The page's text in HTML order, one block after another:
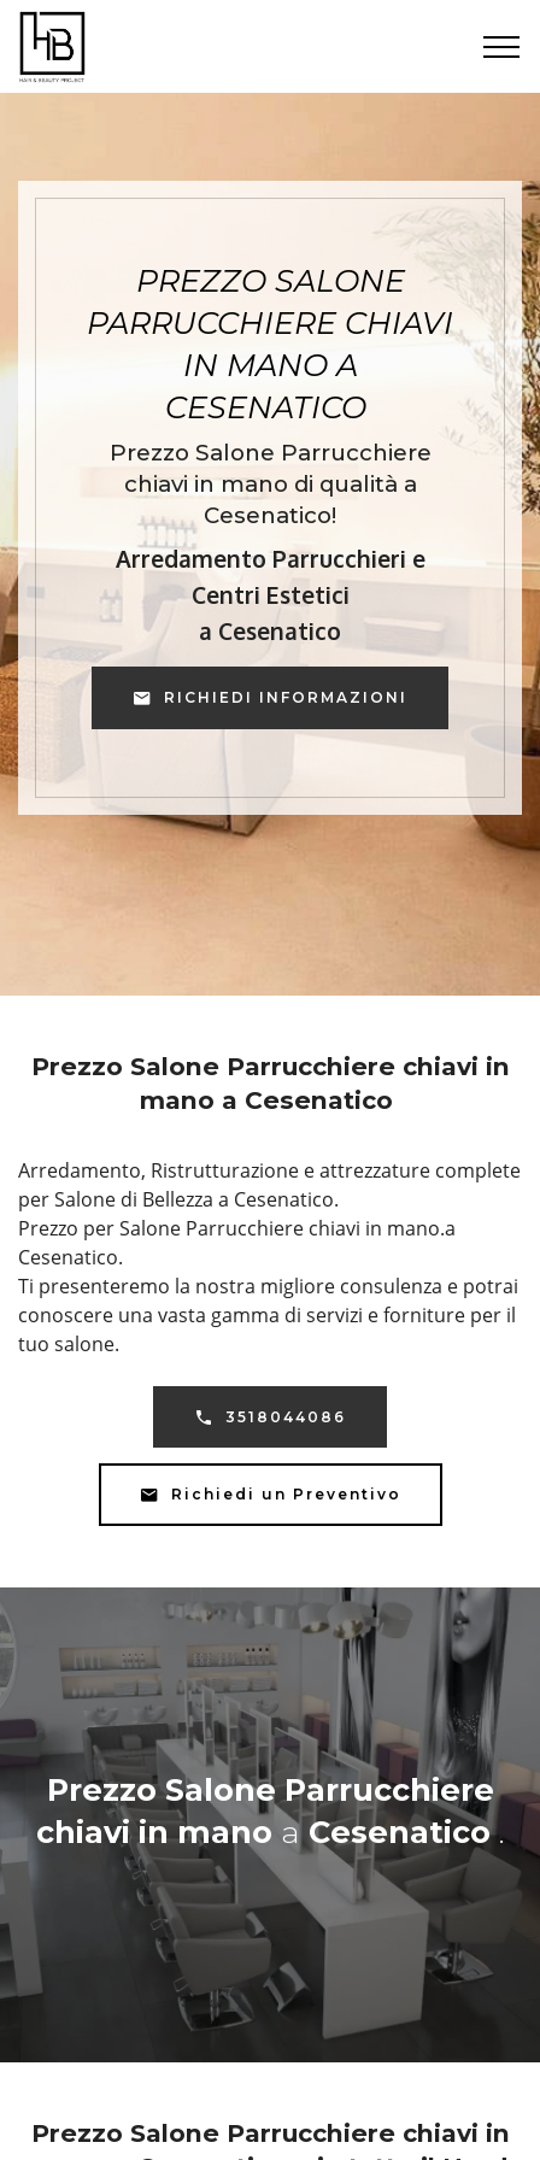
PREZZO SALONE
PARRUCCHIERE CHIAVI
IN MANO A
CESENATICO
Prezzo Salone Parrucchiere
chiavi in mano di qualità a
Cesenatico!
Arredamento Parrucchieri e
Centri Estetici
a Cesenatico
RICHIEDI INFORMAZIONI
Prezzo Salone Parrucchiere chiavi in
mano a Cesenatico
Arredamento, Ristrutturazione e attrezzature complete
per Salone di Bellezza a Cesenatico.
Prezzo per Salone Parrucchiere chiavi in mano.a
Cesenatico.
Ti presenteremo la nostra migliore consulenza e potrai
conoscere una vasta gamma di servizi e forniture per il
tuo salone.
3518044086
Richiedi un Preventivo
Prezzo Salone Parrucchiere
chiavi in mano a Cesenatico.
Prezzo Salone Parrucchiere chiavi in